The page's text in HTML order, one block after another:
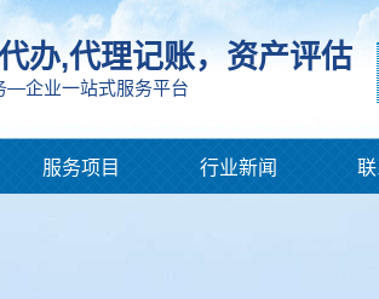
办,代理记账，资产评估
—企业一站式服务平台
服务项目 行业新闻 联